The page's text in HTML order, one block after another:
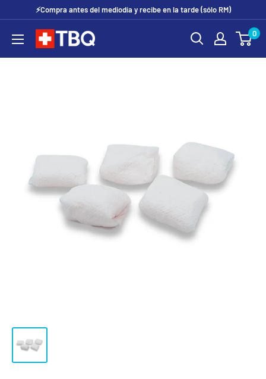
contenido
⚡Compra antes del mediodía y recibe en la tarde (sólo RM)
tubotiquin.cl 0